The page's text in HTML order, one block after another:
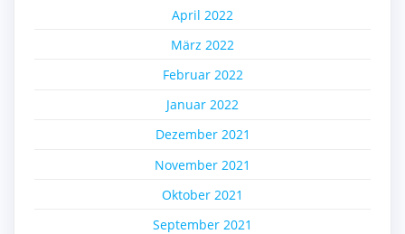
April 2022
März 2022
Februar 2022
Januar 2022
Dezember 2021
November 2021
Oktober 2021
September 2021